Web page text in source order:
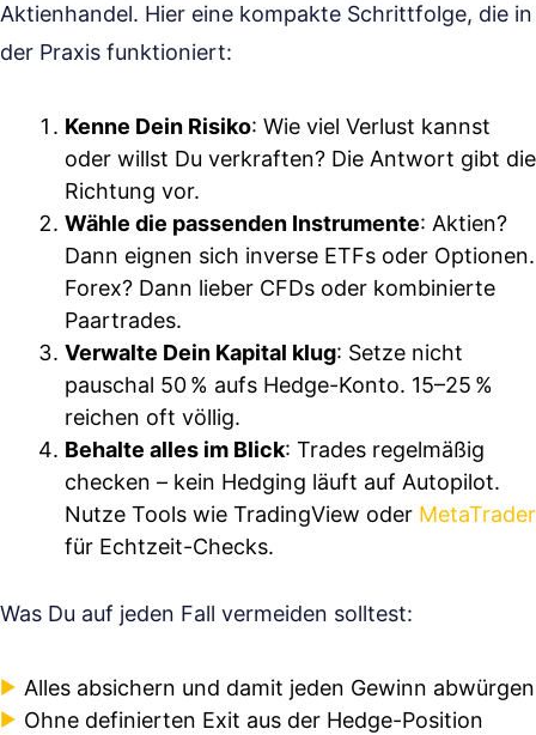
Aktienhandel. Hier eine kompakte Schrittfolge, die in
der Praxis funktioniert:
Kenne Dein Risiko: Wie viel Verlust kannst
oder willst Du verkraften? Die Antwort gibt die
Richtung vor.
Wähle die passenden Instrumente: Aktien?
Dann eignen sich inverse ETFs oder Optionen.
Forex? Dann lieber CFDs oder kombinierte
Paartrades.
Verwalte Dein Kapital klug: Setze nicht
pauschal 50 % aufs Hedge-Konto. 15–25 %
reichen oft völlig.
Behalte alles im Blick: Trades regelmäßig
checken – kein Hedging läuft auf Autopilot.
Nutze Tools wie TradingView oder MetaTrader
für Echtzeit-Checks.
Was Du auf jeden Fall vermeiden solltest:
Alles absichern und damit jeden Gewinn abwürgen
Ohne definierten Exit aus der Hedge-Position